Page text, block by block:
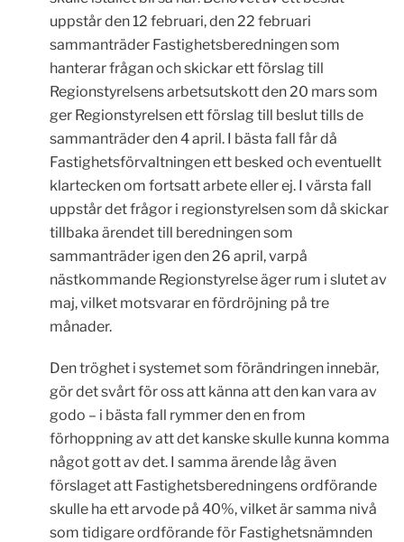
uppstår den 12 februari, den 22 februari
sammanträder Fastighetsberedningen som
hanterar frågan och skickar ett förslag till
Regionstyrelsens arbetsutskott den 20 mars som
ger Regionstyrelsen ett förslag till beslut tills de
sammanträder den 4 april. I bästa fall får då
Fastighetsförvaltningen ett besked och eventuellt
klartecken om fortsatt arbete eller ej. I värsta fall
uppstår det frågor i regionstyrelsen som då skickar
tillbaka ärendet till beredningen som
sammanträder igen den 26 april, varpå
nästkommande Regionstyrelse äger rum i slutet av
maj, vilket motsvarar en fördröjning på tre
månader.
Den tröghet i systemet som förändringen innebär,
gör det svårt för oss att känna att den kan vara av
godo – i bästa fall rymmer den en from
förhoppning av att det kanske skulle kunna komma
något gott av det. I samma ärende låg även
förslaget att Fastighetsberedningens ordförande
skulle ha ett arvode på 40%, vilket är samma nivå
som tidigare ordförande för Fastighetsnämnden